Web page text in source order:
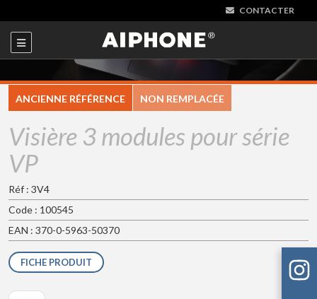
CONTACTER
ANCIENNE RÉFÉRENCE NON REMPLACÉE
Visière 3 modules pour série
VP
Réf : 3V4
Code : 100545
EAN : 370-0-5963-50370
FICHE PRODUIT